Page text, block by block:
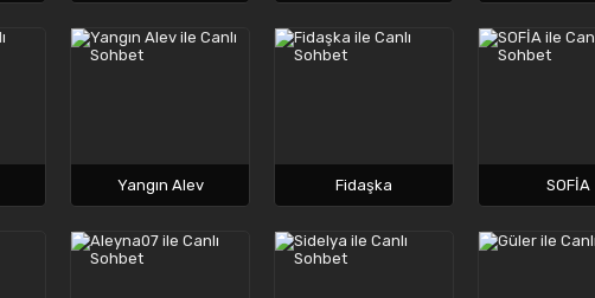
Yangın Alev Fidaşka SOFİA